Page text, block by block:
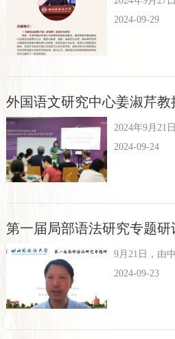
2024-09-29
2024-09-24
第一届局部语法研究专题
2024-09-23